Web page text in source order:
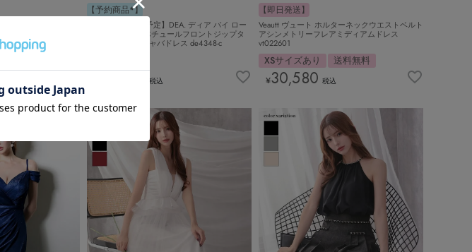
ト ミディアムドレス
【予約商品*】
【8月下旬頃入荷予定】DEA. ディア バイ ロー
ブドフルール 立体チュールフロントジップタ
イトツーピースキャバドレス de4348-c
32,780 税込
【即日発送】
Veautt ヴュート ホルターネックウエストベルト
アシンメトリーフレアミディアムドレス
vt022601
XSサイズあり 送料無料
¥30,580 税込